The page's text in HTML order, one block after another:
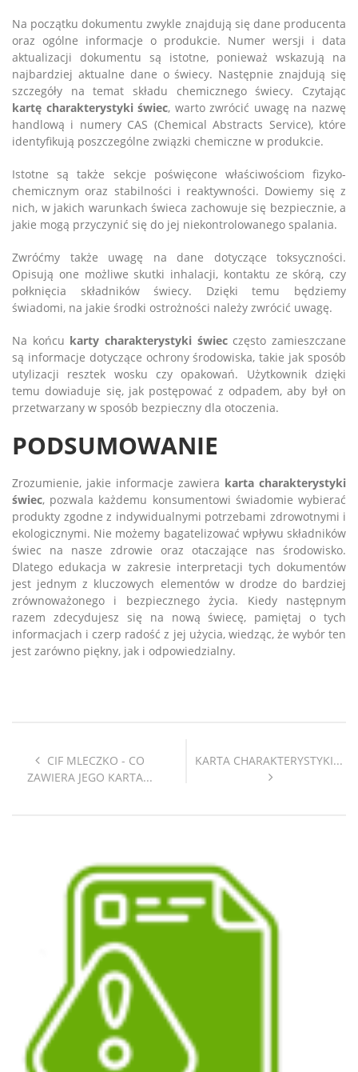
Na początku dokumentu zwykle znajdują się dane producenta
oraz ogólne informacje o produkcie. Numer wersji i data
aktualizacji dokumentu są istotne, ponieważ wskazują na
najbardziej aktualne dane o świecy. Następnie znajdują się
szczegóły na temat składu chemicznego świecy. Czytając
kartę charakterystyki świec, warto zwrócić uwagę na nazwę
handlową i numery CAS (Chemical Abstracts Service), które
identyfikują poszczególne związki chemiczne w produkcie.
Istotne są także sekcje poświęcone właściwościom fizyko-
chemicznym oraz stabilności i reaktywności. Dowiemy się z
nich, w jakich warunkach świeca zachowuje się bezpiecznie, a
jakie mogą przyczynić się do jej niekontrolowanego spalania.
Zwróćmy także uwagę na dane dotyczące toksyczności.
Opisują one możliwe skutki inhalacji, kontaktu ze skórą, czy
połknięcia składników świecy. Dzięki temu będziemy
świadomi, na jakie środki ostrożności należy zwrócić uwagę.
Na końcu karty charakterystyki świecczęsto zamieszczane
są informacje dotyczące ochrony środowiska, takie jak sposób
utylizacji resztek wosku czy opakowań. Użytkownik dzięki
temu dowiaduje się, jak postępować z odpadem, aby był on
przetwarzany w sposób bezpieczny dla otoczenia.
PODSUMOWANIE
Zrozumienie, jakie informacje zawiera karta charakterystyki
świec, pozwala każdemu konsumentowi świadomie wybierać
produkty zgodne z indywidualnymi potrzebami zdrowotnymi i
ekologicznymi. Nie możemy bagatelizować wpływu składników
świec na nasze zdrowie oraz otaczające nas środowisko.
Dlatego edukacja w zakresie interpretacji tych dokumentów
jest jednym z kluczowych elementów w drodze do bardziej
zrównoważonego i bezpiecznego życia. Kiedy następnym
razem zdecydujesz się na nową świecę, pamiętaj o tych
informacjach i czerp radość z jej użycia, wiedząc, że wybór ten
jest zarówno piękny, jak i odpowiedzialny.
CIF MLECZKO - CO
ZAWIERA JEGO KARTA...
KARTA CHARAKTERYSTYKI...